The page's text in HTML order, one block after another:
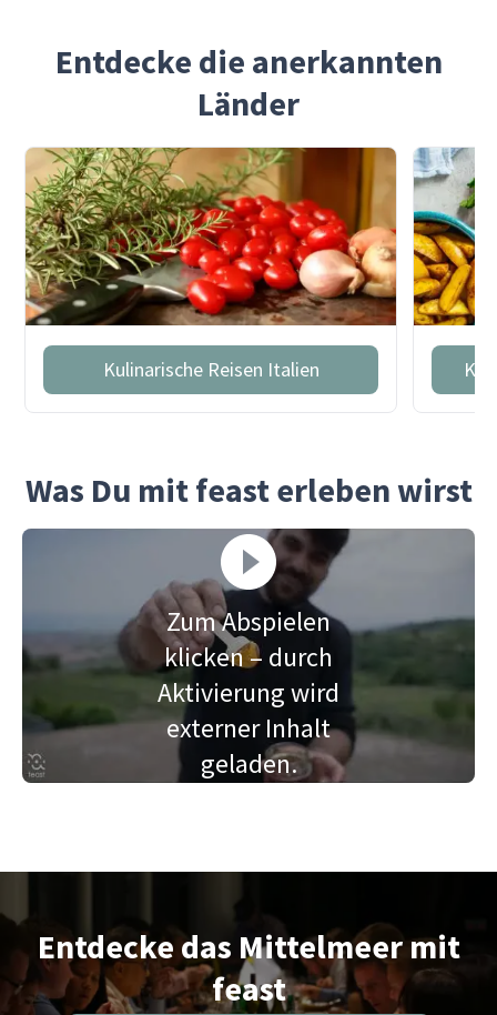
Entdecke die anerkannten
Länder
Kulinarische Reisen Italien
Was Du mit feast erleben wirst
Zum Abspielen
klicken – durch
Aktivierung wird
externer Inhalt
geladen.
Entdecke das Mittelmeer mit
feast